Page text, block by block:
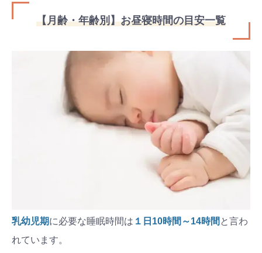
【月齢・年齢別】お昼寝時間の目安一覧
乳幼児期に必要な睡眠時間は １日10時間～14時間 と言わ
れています。